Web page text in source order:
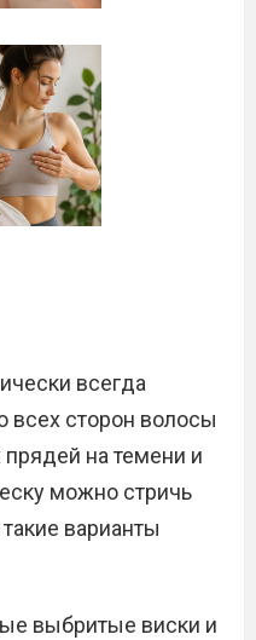
всегда
всех сторон волосы
на темени и
можно стричь
варианты
выбритые виски и